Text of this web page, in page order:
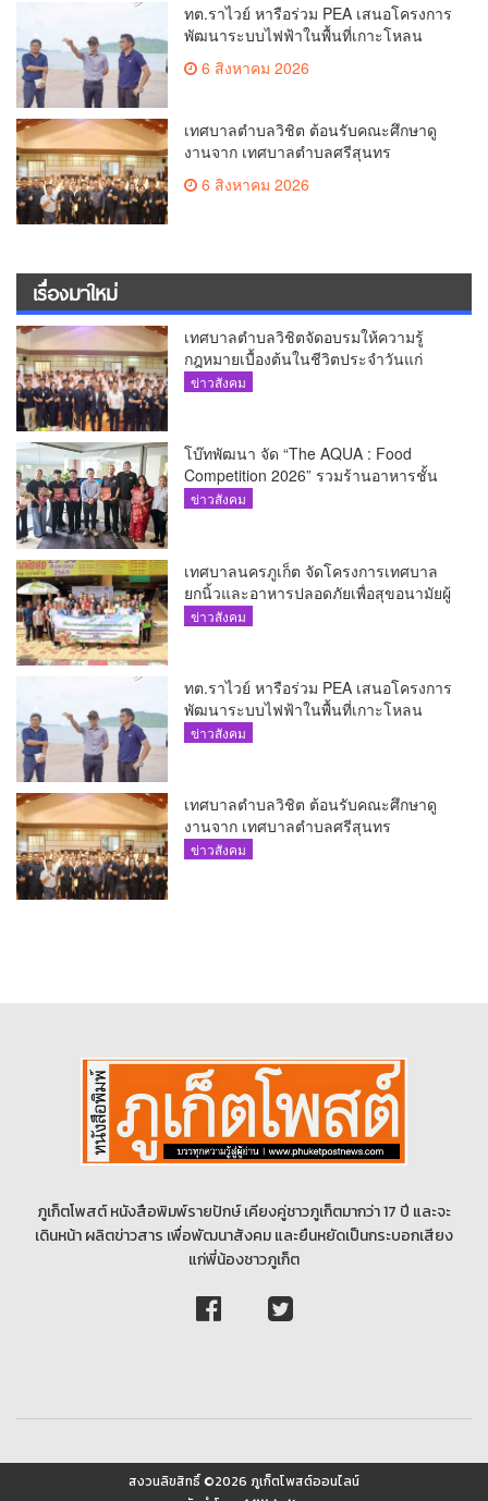
ทต.ราไวย์ หารือร่วม PEA เสนอโครงการ
พัฒนาระบบไฟฟ้าในพื้นที่เกาะโหลน
6 สิงหาคม 2026
เทศบาลตำบลวิชิต ต้อนรับคณะศึกษาดู
งานจาก เทศบาลตำบลศรีสุนทร
6 สิงหาคม 2026
เรื่องมาใหม่
เทศบาลตำบลวิชิตจัดอบรมให้ความรู้
กฎหมายเบื้องต้นในชีวิตประจำวันแก่
เยาวชน
ข่าวสังคม
โบ๊ทพัฒนา จัด “The AQUA : Food
Competition 2026” รวมร้านอาหารชั้น
นำของ The Shopps at The AQUA ชู
ข่าวสังคม
เทศบาลนครภูเก็ต จัดโครงการเทศบาล
ยกนิ้วและอาหารปลอดภัยเพื่อสุขอนามัยผู้
บริโภค
ข่าวสังคม
ทต.ราไวย์ หารือร่วม PEA เสนอโครงการ
พัฒนาระบบไฟฟ้าในพื้นที่เกาะโหลน
ข่าวสังคม
เทศบาลตำบลวิชิต ต้อนรับคณะศึกษาดู
งานจาก เทศบาลตำบลศรีสุนทร
ข่าวสังคม
ภูเก็ตโพสต์ หนังสือพิมพ์รายปักษ์ เคียงคู่ชาวภูเก็ตมากว่า 17 ปี และจะ
เดินหน้า ผลิตข่าวสาร เพื่อพัฒนาสังคม และยืนหยัดเป็นกระบอกเสียง
แก่พี่น้องชาวภูเก็ต
สงวนลิขสิทธิ์ ©2026 ภูเก็ตโพสต์ออนไลน์